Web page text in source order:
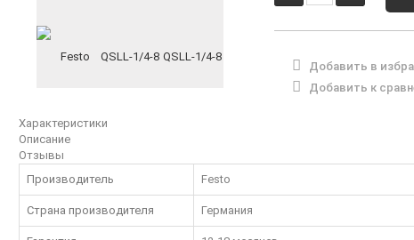
Добавить в
Добавить к
Характеристики
Описание
Отзывы
Производитель
Festo
Страна производителя Германия